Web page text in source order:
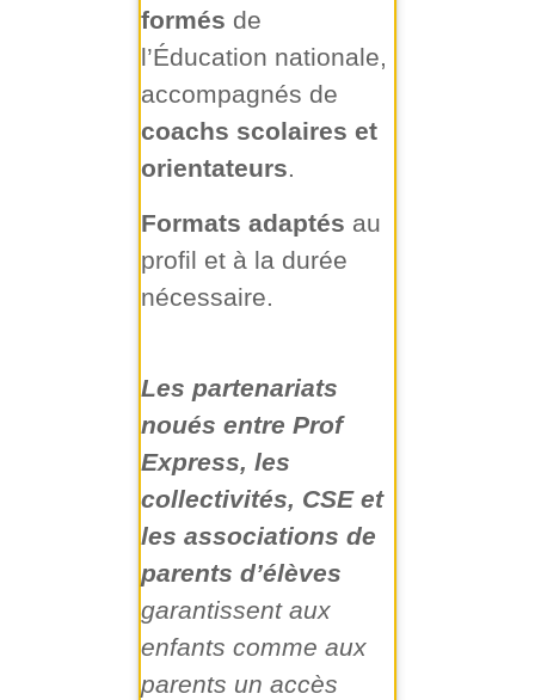
formés de
l’Éducation nationale,
accompagnés de
coachs scolaires et
orientateurs.
Formats adaptés au
profil et à la durée
nécessaire.
Les partenariats
noués entre Prof
Express, les
collectivités, CSE et
les associations de
parents d’élèves
garantissent aux
enfants comme aux
parents un accès